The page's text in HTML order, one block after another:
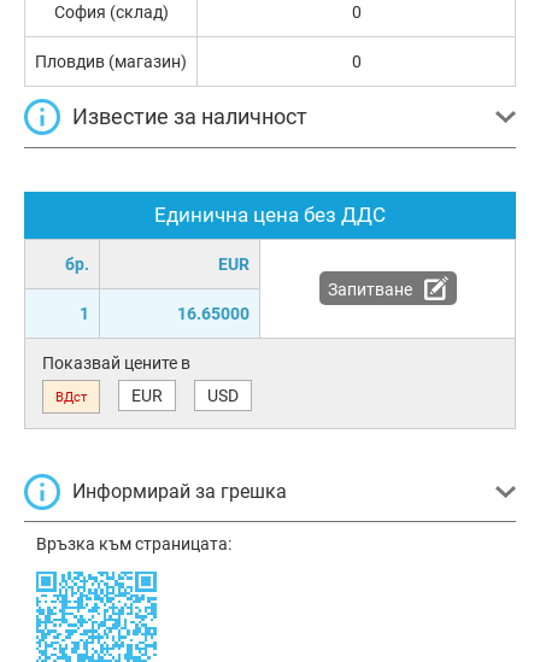
Единична цена без ДДС
бр. EUR
1 16.65000
Запитване
Показвай цените в
ВДст EUR USD
Информирай за грешка
Връзка към страницата:
София (склад) 0
Пловдив (магазин) 0
Известие за наличност